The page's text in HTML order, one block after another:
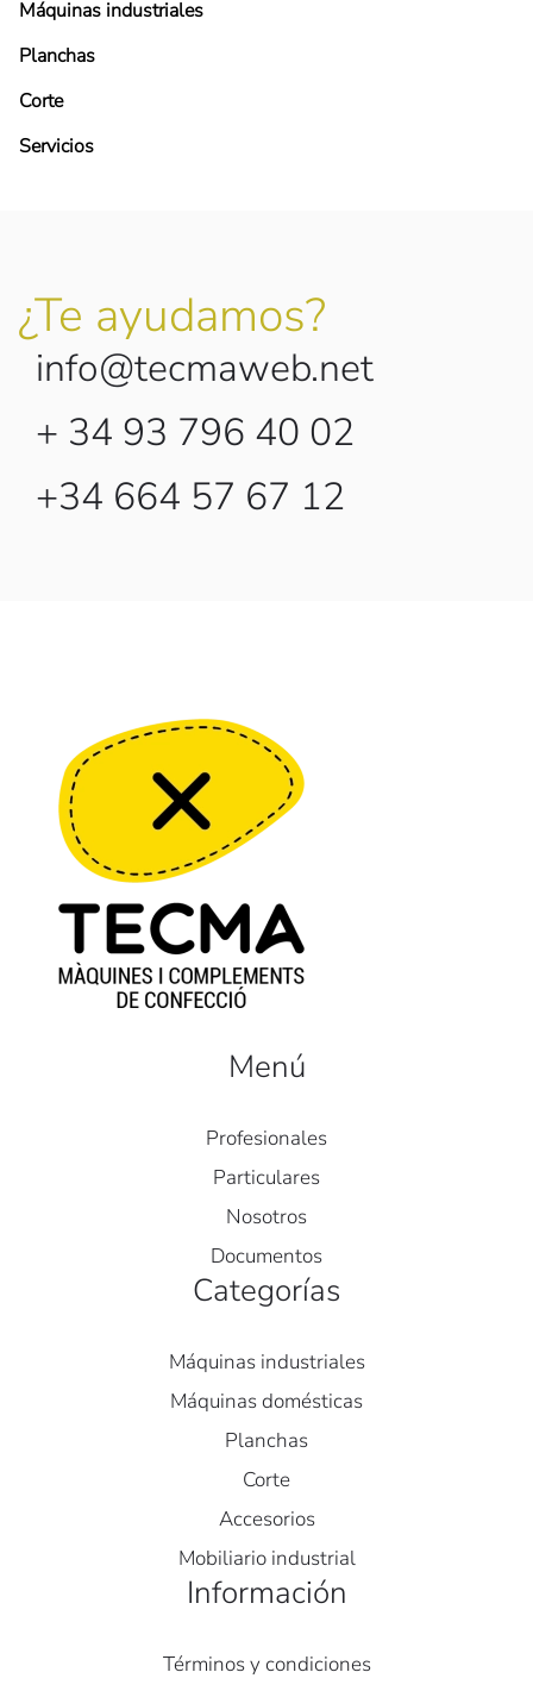
Máquinas industriales
Planchas
Corte
Servicios
¿Te ayudamos?
info@tecmaweb.net
+ 34 93 796 40 02
+34 664 57 67 12
Menú
Profesionales
Particulares
Nosotros
Documentos
Categorías
Máquinas industriales
Máquinas domésticas
Planchas
Corte
Accesorios
Mobiliario industrial
Información
Términos y condiciones